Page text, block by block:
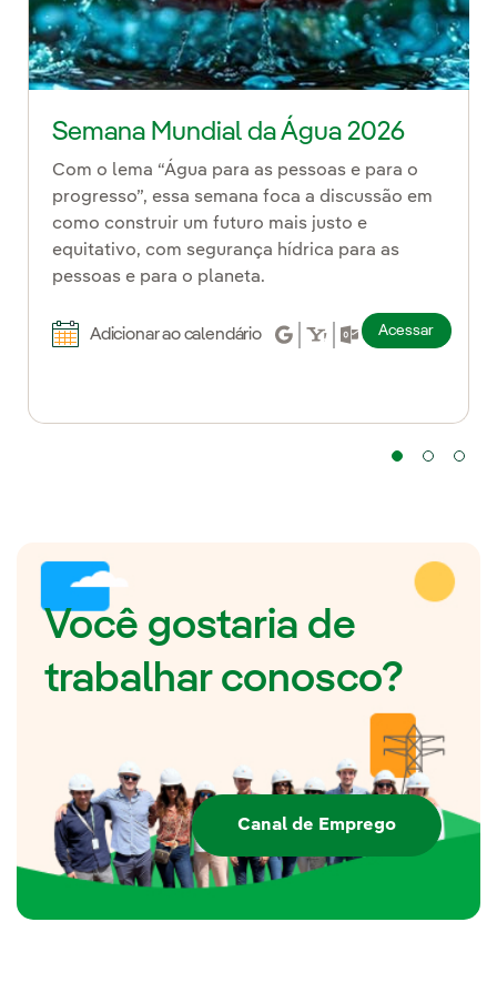
Semana Mundial da Água 2026
Com o lema “Água para as pessoas e para o
progresso”, essa semana foca a discussão em
como construir um futuro mais justo e
equitativo, com segurança hídrica para as
pessoas e para o planeta.
Adicionar ao calendário Acessar
Você gostaria de
trabalhar conosco?
Canal de Emprego